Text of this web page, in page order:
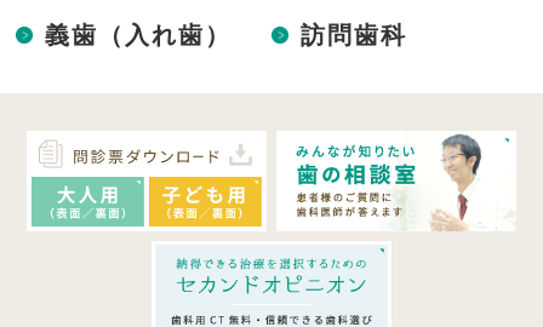
義歯（入れ歯）
訪問歯科